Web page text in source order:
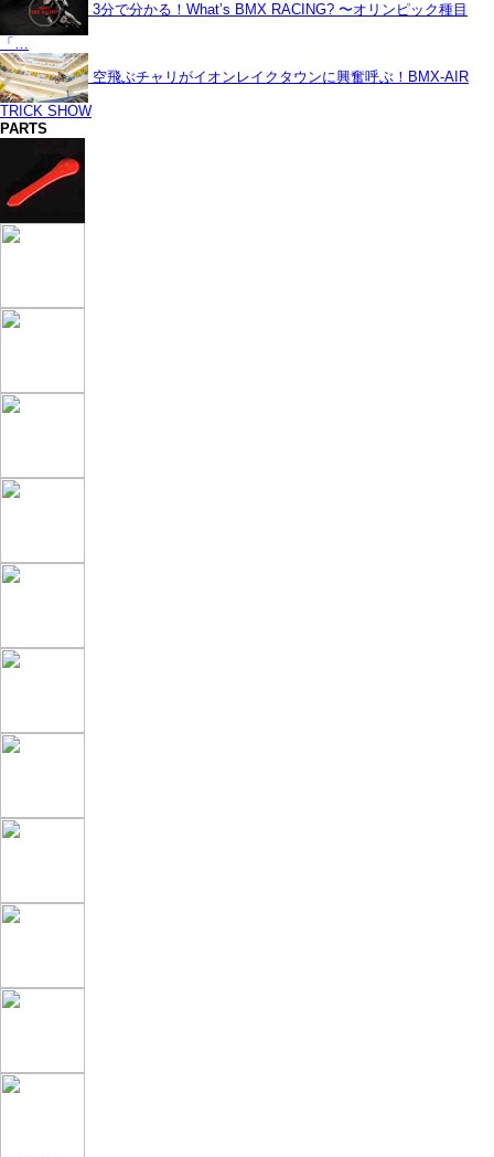
3分で分かる！What’s BMX RACING? 〜オリンピック種目
「…
空飛ぶチャリがイオンレイクタウンに興奮呼ぶ！BMX-AIR
TRICK SHOW
PARTS